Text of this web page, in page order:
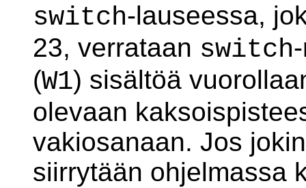
switch-lauseessa,
23, verrataan switch
(W1) sisältöä
olevaan
vakiosanaan. Jos
siirrytään ohjelmassa